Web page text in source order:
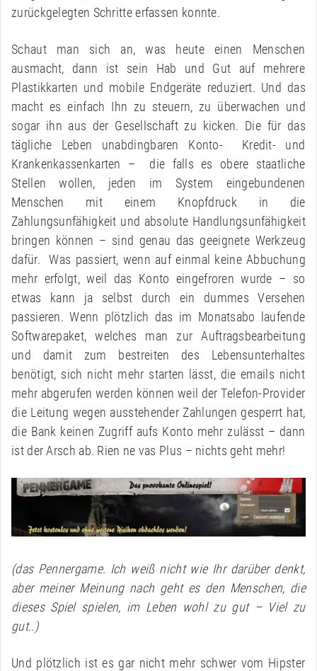
zurückgelegten Schritte erfassen konnte.
Schaut man sich an, was heute einen Menschen
ausmacht, dann ist sein Hab und Gut auf mehrere
Plastikkarten und mobile Endgeräte reduziert. Und das
macht es einfach Ihn zu steuern, zu überwachen und
sogar ihn aus der Gesellschaft zu kicken. Die für das
tägliche Leben unabdingbaren Konto- Kredit- und
Krankenkassenkarten – die falls es obere staatliche
Stellen wollen, jeden im System eingebundenen
Menschen mit einem Knopfdruck in die
Zahlungsunfähigkeit und absolute Handlungsunfähigkeit
bringen können – sind genau das geeignete Werkzeug
dafür. Was passiert, wenn auf einmal keine Abbuchung
mehr erfolgt, weil das Konto eingefroren wurde – so
etwas kann ja selbst durch ein dummes Versehen
passieren. Wenn plötzlich das im Monatsabo laufende
Softwarepaket, welches man zur Auftragsbearbeitung
und damit zum bestreiten des Lebensunterhaltes
benötigt, sich nicht mehr starten lässt, die emails nicht
mehr abgerufen werden können weil der Telefon-Provider
die Leitung wegen ausstehender Zahlungen gesperrt hat,
die Bank keinen Zugriff aufs Konto mehr zulässt – dann
ist der Arsch ab. Rien ne vas Plus – nichts geht mehr!
(das Pennergame. Ich weiß nicht wie Ihr darüber denkt,
aber meiner Meinung nach geht es den Menschen, die
dieses Spiel spielen, im Leben wohl zu gut – Viel zu
gut..)
Und plötzlich ist es gar nicht mehr schwer vom Hipster